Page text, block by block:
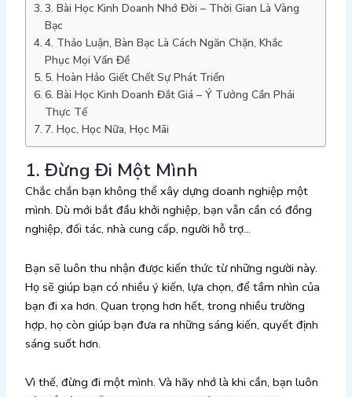
3. Bài Học Kinh Doanh Nhớ Đời – Thời Gian Là Vàng
Bạc
4. Thảo Luận, Bàn Bạc Là Cách Ngăn Chặn, Khắc
Phục Mọi Vấn Đề
5. Hoàn Hảo Giết Chết Sự Phát Triển
6. Bài Học Kinh Doanh Đắt Giá – Ý Tưởng Cần Phải
Thực Tế
7. Học, Học Nữa, Học Mãi
1. Đừng Đi Một Mình
Chắc chắn bạn không thể xây dựng doanh nghiệp một
mình. Dù mới bắt đầu khởi nghiệp, bạn vẫn cần có đồng
nghiệp, đối tác, nhà cung cấp, người hỗ trợ…
Bạn sẽ luôn thu nhận được kiến thức từ những người này.
Họ sẽ giúp bạn có nhiều ý kiến, lựa chọn, để tầm nhìn của
bạn đi xa hơn. Quan trọng hơn hết, trong nhiều trường
hợp, họ còn giúp bạn đưa ra những sáng kiến, quyết định
sáng suốt hơn.
Vì thế, đừng đi một mình. Và hãy nhớ là khi cần, bạn luôn